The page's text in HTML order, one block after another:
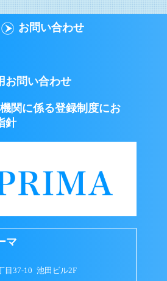
お問い合わせ
お問い合わせ
関に係る登録制度にお
針
マ
目37-10 池田ビル2F